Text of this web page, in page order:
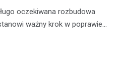
oczekiwana rozbudowa
ważny krok w poprawie…